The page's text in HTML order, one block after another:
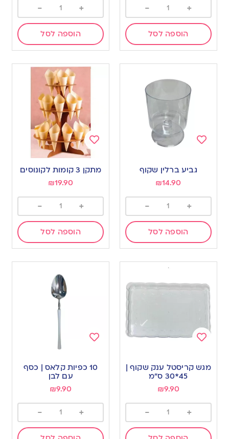
+
-
הוספה לסל
+
-
הוספה לסל
wishlist
גביע ברלין שקוף
₪14.90
+
-
הוספה לסל
Add
to
wishlist
מתקן 3 קומות לקונוסים
₪19.90
+
-
הוספה לסל
to
wishlist
מגש קריסטל ענק שקוף |
45*30 ס”מ
₪9.90
+
-
to
10 כפיות קלאס | כסף
עם לבן
₪9.90
+
-